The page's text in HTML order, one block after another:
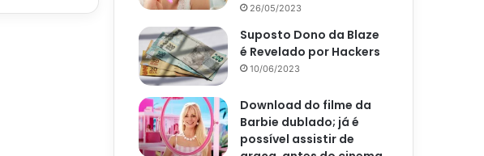
26/05/2023
Suposto Dono da Blaze
é Revelado por Hackers
10/06/2023
Download do filme da
Barbie dublado; já é
possível assistir de